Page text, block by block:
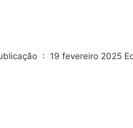
Livro Coquetel Picolé 7 Editora ‏ : ‎ Coquetel – NF Data da publicação ‏ : ‎ 19